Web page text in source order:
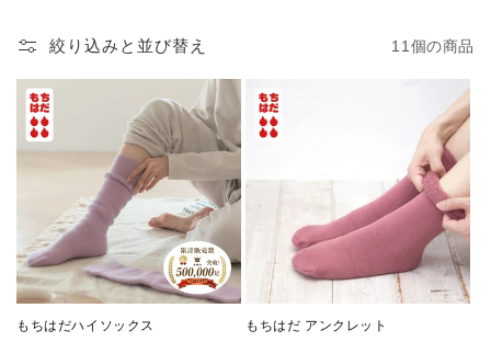
ン
:
絞り込みと並び替え 11個の商品
もちはだハイソックス もちはだ アンクレット